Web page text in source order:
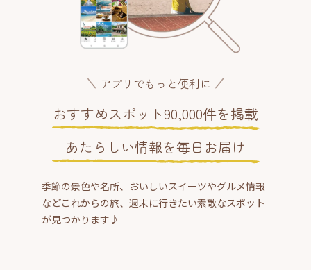
アプリでもっと便利に
おすすめスポット90,000件を掲載
あたらしい情報を毎日お届け
季節の景色や名所、おいしいスイーツやグルメ情報
などこれからの旅、週末に行きたい素敵なスポット
が見つかります♪